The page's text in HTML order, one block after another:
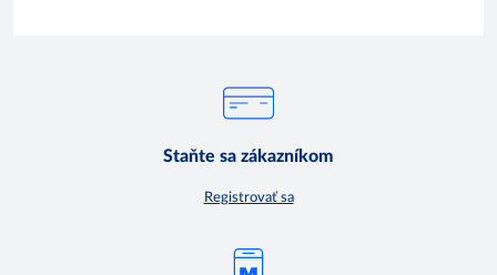
Staňte sa zákazníkom
Registrovať sa